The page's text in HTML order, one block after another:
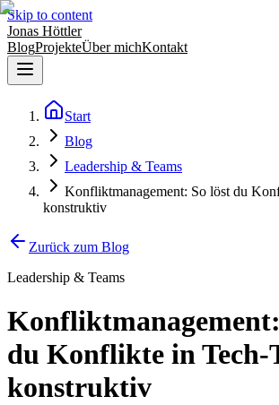
Skip to content
Jonas Höttler
BlogProjekteÜber michKontakt
Start
Blog
Leadership & Teams
Konfliktmanagement: So löst du
konstruktiv
Zurück zum Blog
Leadership & Teams
du Konflikte in Tech-
konstruktiv